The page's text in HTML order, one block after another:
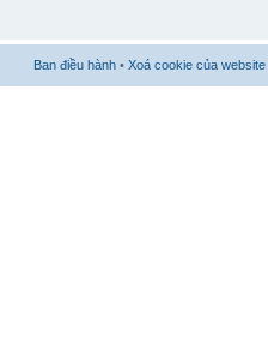
Ban điều hành • Xoá cookie của website